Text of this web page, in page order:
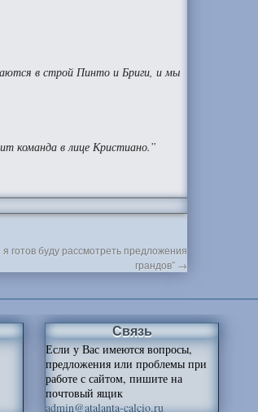
в строй Пинто и Бриги, и мы
команда в лице Кристиано.”
готов буду рассмотреть предложения
грандов” →
Связь
Если у Вас имеются вопросы,
предложения или проблемы при
работе с сайтом, пишите на
почтовый ящик
admin@atalanta-calcio.ru